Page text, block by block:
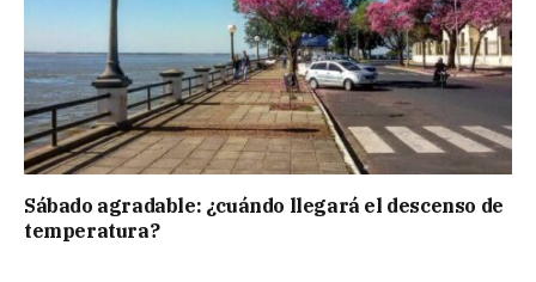
Sábado agradable: ¿cuándo llegará el descenso de
temperatura?